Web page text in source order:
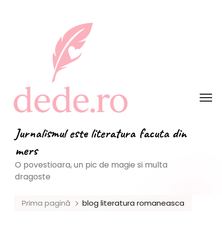
Jurnalismul este literatura facuta din
mers
O povestioara, un pic de magie si multa
dragoste
Prima pagină blog literatura romaneasca